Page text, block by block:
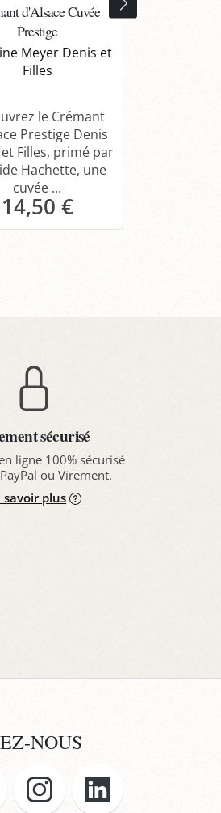
d'Alsace Cuvée
Prestige
Meyer Denis et
Filles
le Crémant
Prestige Denis
Filles, primé par
Hachette, une
cuvée ...
14,50 €
sécurisé
ligne 100% sécurisé
ou Virement.
savoir plus
NOUS